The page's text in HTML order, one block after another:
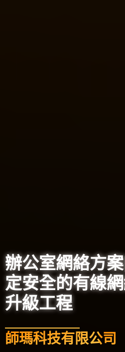
辦公室網絡方
定安全的有線
升級工程
師瑪科技有限公司